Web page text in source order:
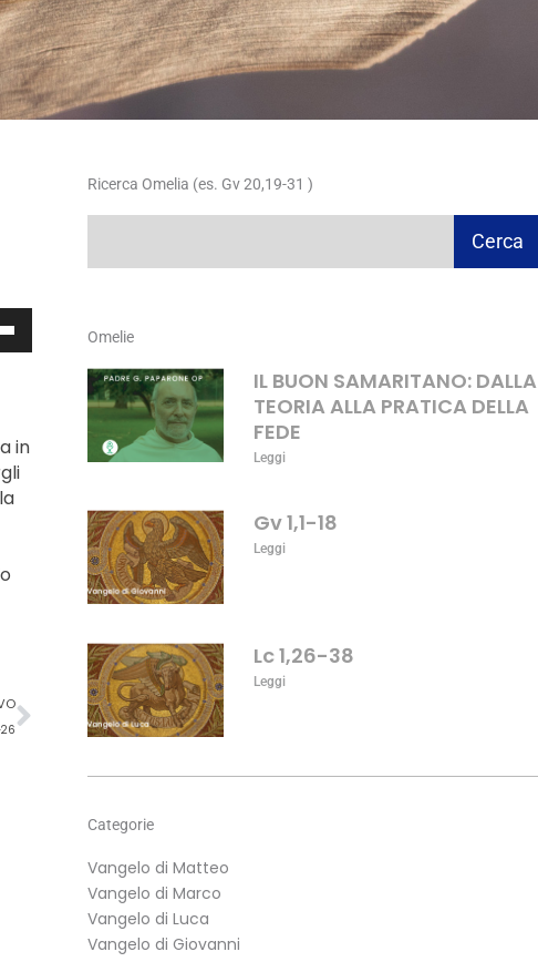
in
Successivo
Ricerca Omelia (es. Gv 20,19-31 )
Cerca
Omelie
IL BUON SAMARITANO: DALLA
TEORIA ALLA PRATICA DELLA
FEDE
Leggi
Gv 1,1-18
Leggi
Lc 1,26-38
Leggi
Categorie
Vangelo di Matteo
Vangelo di Marco
Vangelo di Luca
Vangelo di Giovanni